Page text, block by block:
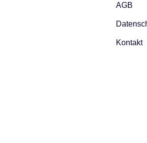
AGB
Kontakt